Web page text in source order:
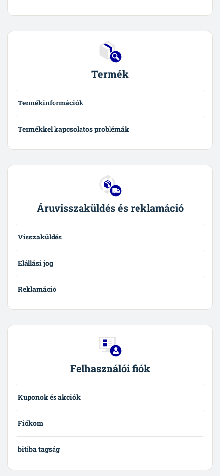
Termék
Termékinformációk
Termékkel kapcsolatos problémák
Áruvisszaküldés és reklamáció
Visszaküldés
Elállási jog
Reklamáció
Felhasználói fiók
Kuponok és akciók
Fiókom
bitiba tagság